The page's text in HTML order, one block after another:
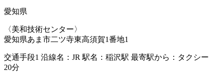
愛知県
〈美和技術センター〉
愛知県あま市二ツ寺東高須賀1番地1
交通手段1 沿線名：JR 駅名：稲沢駅 最寄駅から：タクシー
20分